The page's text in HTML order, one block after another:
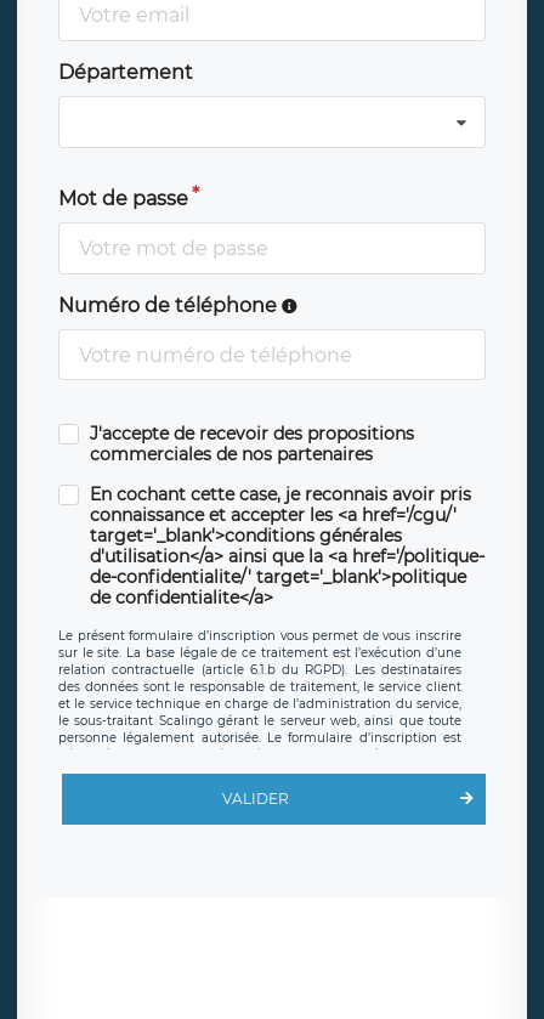
Département
Mot de passe
Numéro de téléphone
J'accepte de recevoir des propositions
commerciales de nos partenaires
En cochant cette case, je reconnais avoir pris
connaissance et accepter les <a href='/cgu/'
target='_blank'>conditions générales
d'utilisation</a> ainsi que la <a href='/politique-
de-confidentialite/' target='_blank'>politique
de confidentialite</a>
Le présent formulaire d’inscription vous permet de vous inscrire
sur le site. La base légale de ce traitement est l’exécution d’une
relation contractuelle (article 6.1.b du RGPD). Les destinataires
des données sont le responsable de traitement, le service client
et le service technique en charge de l’administration du service,
le sous-traitant Scalingo gérant le serveur web, ainsi que toute
personne légalement autorisée. Le formulaire d’inscription est
offrant desclauses de protection conformes au RGPD. Les
en sollicite la suppression, étant entendu que vous pouvez
demander la suppression de vos données et retirer votre
VALIDER